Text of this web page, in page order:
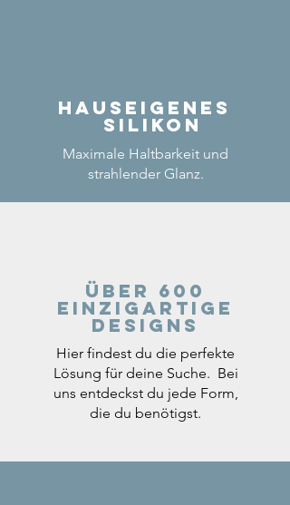
Hauseigenes
Silikon
Maximale Haltbarkeit und
strahlender Glanz.
Über 600
einzigartige
Designs
Hier findest du die perfekte
Lösung für deine Suche. Bei
uns entdeckst du jede Form,
die du benötigst.